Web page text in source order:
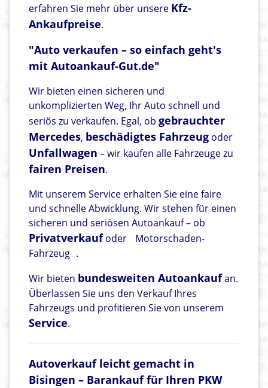
erfahren Sie mehr über unsere Kfz-
Ankaufpreise.
"Auto verkaufen – so einfach geht's
mit Autoankauf-Gut.de"
Wir bieten einen sicheren und
unkomplizierten Weg, Ihr Auto schnell und
seriös zu verkaufen. Egal, ob gebrauchter
Mercedes, beschädigtes Fahrzeug oder
Unfallwagen – wir kaufen alle Fahrzeuge zu
fairen Preisen.
Mit unserem Service erhalten Sie eine faire
und schnelle Abwicklung. Wir stehen für einen
sicheren und seriösen Autoankauf – ob
Privatverkaufoder
Motorschaden-
Fahrzeug .
Wir bieten bundesweiten Autoankaufan.
Überlassen Sie uns den Verkauf Ihres
Fahrzeugs und profitieren Sie von unserem
Service.
Autoverkauf leicht gemacht in
Bisingen – Barankauf für Ihren PKW